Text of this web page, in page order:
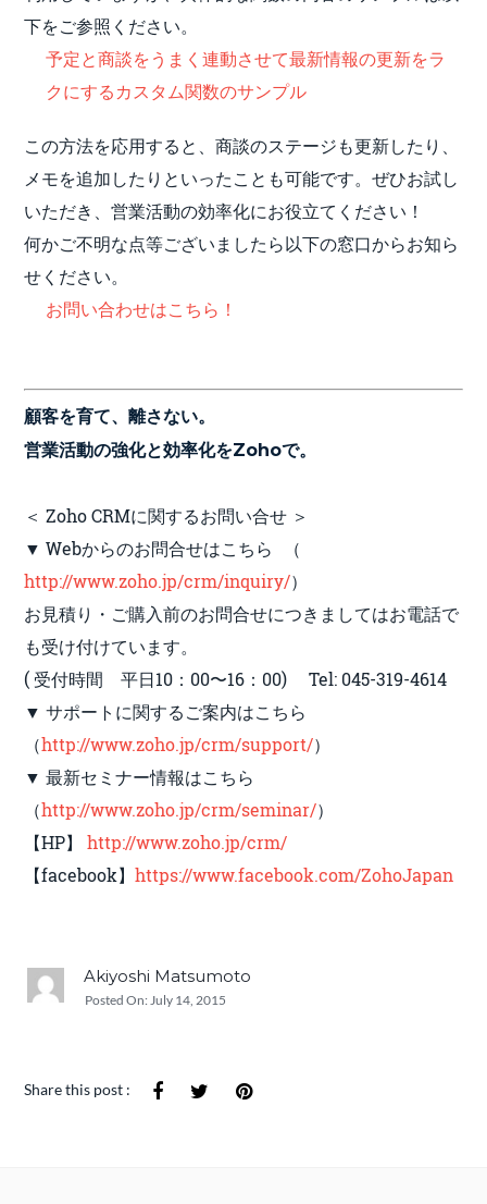
下をご参照ください。
予定と商談をうまく連動させて最新情報の更新をラ
クにするカスタム関数のサンプル
この方法を応用すると、商談のステージも更新したり、
メモを追加したりといったことも可能です。ぜひお試し
いただき、営業活動の効率化にお役立てください！
何かご不明な点等ございましたら以下の窓口からお知ら
せください。
お問い合わせはこちら！
顧客を育て、離さない。
営業活動の強化と効率化をZohoで。
＜ Zoho CRMに関するお問い合せ ＞
▼ Webからのお問合せはこちら （
http://www.zoho.jp/crm/inquiry/）
お見積り・ご購入前のお問合せにつきましてはお電話で
も受け付けています。
( 受付時間 平日10：00〜16：00) Tel: 045-319-4614
▼ サポートに関するご案内はこちら
（http://www.zoho.jp/crm/support/）
▼ 最新セミナー情報はこちら
（http://www.zoho.jp/crm/seminar/）
【HP】http://www.zoho.jp/crm/
【facebook】https://www.facebook.com/ZohoJapan
Akiyoshi Matsumoto
Posted On:July 14, 2015
Share this post :